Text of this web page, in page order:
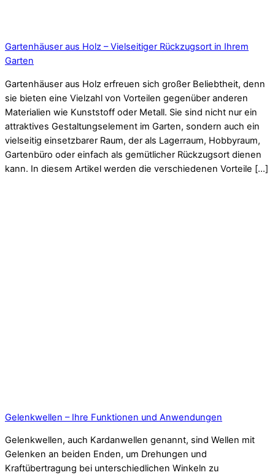
Gartenhäuser aus Holz – Vielseitiger Rückzugsort in Ihrem
Garten
Gartenhäuser aus Holz erfreuen sich großer Beliebtheit, denn
sie bieten eine Vielzahl von Vorteilen gegenüber anderen
Materialien wie Kunststoff oder Metall. Sie sind nicht nur ein
attraktives Gestaltungselement im Garten, sondern auch ein
vielseitig einsetzbarer Raum, der als Lagerraum, Hobbyraum,
Gartenbüro oder einfach als gemütlicher Rückzugsort dienen
kann. In diesem Artikel werden die verschiedenen Vorteile […]
Gelenkwellen – Ihre Funktionen und Anwendungen
Gelenkwellen, auch Kardanwellen genannt, sind Wellen mit
Gelenken an beiden Enden, um Drehungen und
Kraftübertragung bei unterschiedlichen Winkeln zu